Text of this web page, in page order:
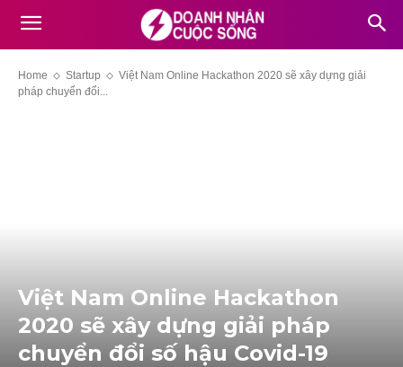
Home Startup
Việt Nam Online Hackathon 2020 sẽ xây dựng giải
pháp chuyển đổi...
Việt Nam Online Hackathon
2020 sẽ xây dựng giải pháp
chuyển đổi số hậu Covid-19